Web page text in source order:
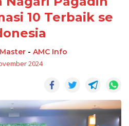
10 Terbaik se
- AMC Info
2024